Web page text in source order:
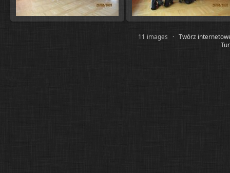
11 images · Twórz